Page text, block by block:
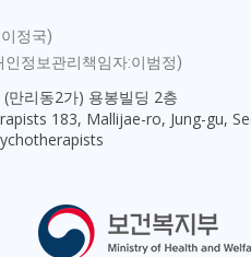
정국)
인정보관리책임자:이범정)
만리동2가) 용봉빌딩 2층
183, Mallijae-ro, Jung-gu,